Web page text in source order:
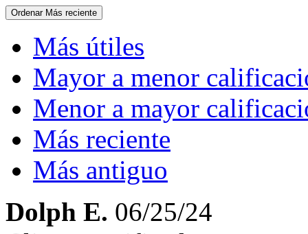
Ordenar Más reciente
Más útiles
Mayor a menor
Menor a mayor
Más reciente
Más antiguo
Dolph E. 06/25/24